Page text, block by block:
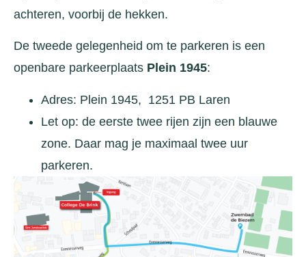
achteren, voorbij de hekken.
De tweede gelegenheid om te parkeren is een
openbare parkeerplaats Plein 1945:
Adres: Plein 1945, 1251 PB Laren
Let op: de eerste twee rijen zijn een blauwe
zone. Daar mag je maximaal twee uur
parkeren.